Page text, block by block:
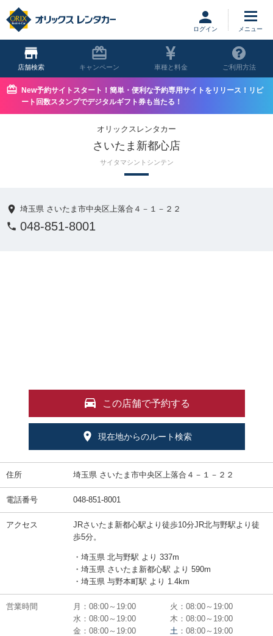
ログイン
店舗 キャンペーン 車種と料金 ご利用方法
New予約サイトスタート！簡単・便利な予約専用サイトをリリース！リピ
ート回数スタンプでデジタルギフト券も当たる！
オリックスレンタカー
さいたま新都心店
サイタマシントシンテン
埼玉県 さいたま市中央区上落合４－１－２２
048-851-8001
この店舗で予約する
現在地からのルート検索
住所 埼玉県 さいたま市中央区上落合４－１－２２
電話番号 048-851-8001
アクセス
JRさいたま新都心駅より徒歩10分JR北与野駅より徒
歩5分。
・埼玉県 北与野駅 より 337m
・埼玉県 さいたま新都心駅 より 590m
・埼玉県 与野本町駅 より 1.4km
営業時間 月：08:00～19:00
火：08:00～19:00
水：08:00～19:00
木：08:00～19:00
金：08:00～19:00
土 ：08:00～19:00